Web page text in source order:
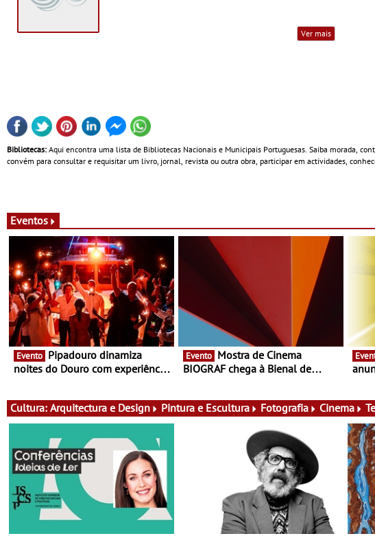
Ver mais
Bibliotecas: Aqui encontra uma lista de Bibliotecas Nacionais e Municipais Portuguesas. Saiba morada,
convém para consultar e requisitar um livro, jornal, revista ou outra obra, participar em actividades,
Eventos
Evento
noites do Douro com experiência
Evento
BIOGRAF chega à Bienal de
práticas artísticas
Cultura: Arquitectura e Design Pintura e Escultura Fotografia Cinema